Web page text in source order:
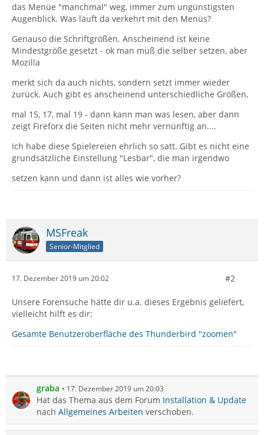
das Menüe "manchmal" weg, immer zum ungünstigsten
Augenblick. Was läuft da verkehrt mit den Menüs?
Genauso die Schriftgrößen. Anscheinend ist keine
Mindestgröße gesetzt - ok man muß die selber setzen, aber
Mozilla
merkt sich da auch nichts, sondern setzt immer wieder
zurück. Auch gibt es anscheinend unterschiedliche Größen,
mal 15, 17, mal 19 - dann kann man was lesen, aber dann
zeigt Fireforx die Seiten nicht mehr vernünftig an....
Ich habe diese Spielereien ehrlich so satt. Gibt es nicht eine
grundsätzliche Einstellung "Lesbar", die man irgendwo
setzen kann und dann ist alles wie vorher?
MSFreak
Senior-Mitglied
17. Dezember 2019 um 20:02 #2
Unsere Forensuche hätte dir u.a. dieses Ergebnis geliefert,
vielleicht hilft es dir:
Gesamte Benutzeroberfläche des Thunderbird "zoomen"
graba 17. Dezember 2019 um 20:03
Hat das Thema aus dem Forum Installation & Update
nach Allgemeines Arbeiten verschoben.